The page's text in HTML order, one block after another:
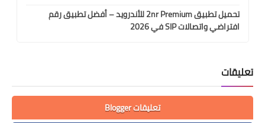
تحميل تطبيق 2nr Premium للأندرويد – أفضل تطبيق رقم
افتراضي واتصالات SIP في 2026
تعليقات
تعليقات Blogger